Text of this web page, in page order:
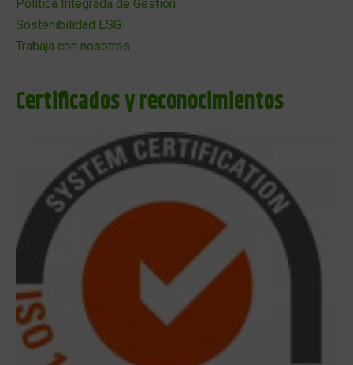
Política Integrada de Gestión
Sostenibilidad ESG
Trabaja con nosotros
Certificados y reconocimientos